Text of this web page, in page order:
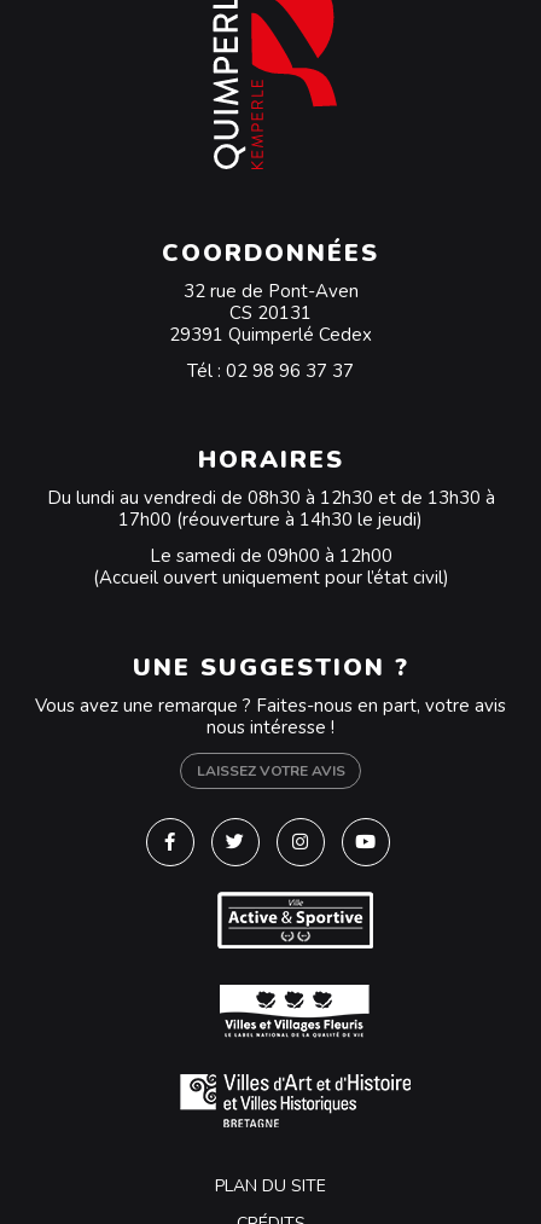
COORDONNÉES
32 rue de Pont-Aven
CS 20131
29391 Quimperlé Cedex
Tél : 02 98 96 37 37
HORAIRES
Du lundi au vendredi de 08h30 à 12h30 et de 13h30 à
17h00 (réouverture à 14h30 le jeudi)
Le samedi de 09h00 à 12h00
(Accueil ouvert uniquement pour l’état civil)
UNE SUGGESTION ?
Vous avez une remarque ? Faites-nous en part, votre avis
nous intéresse !
LAISSEZ VOTRE AVIS
Lien vers le compte Facebook
Lien vers le compte Twitter
Lien vers le compte
Lien vers la chaîne
PLAN DU SITE